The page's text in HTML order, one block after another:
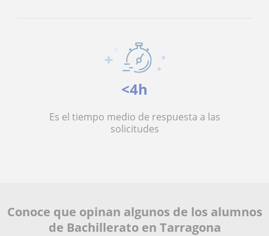
<4h
Es el tiempo medio de respuesta a las
solicitudes
Conoce que opinan algunos de los alumnos
de Bachillerato en Tarragona